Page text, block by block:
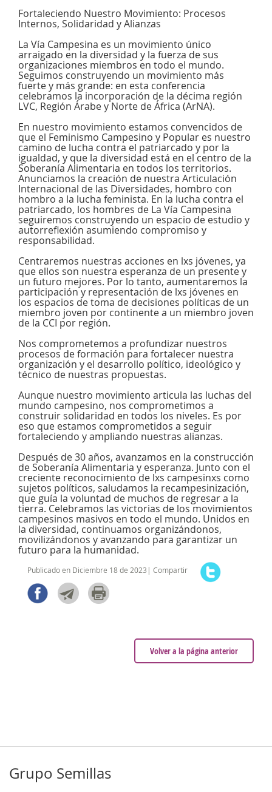
Fortaleciendo Nuestro Movimiento: Procesos
Internos, Solidaridad y Alianzas
La Vía Campesina es un movimiento único
arraigado en la diversidad y la fuerza de sus
organizaciones miembros en todo el mundo.
Seguimos construyendo un movimiento más
fuerte y más grande: en esta conferencia
celebramos la incorporación de la décima región
LVC, Región Árabe y Norte de África (ArNA).
En nuestro movimiento estamos convencidos de
que el Feminismo Campesino y Popular es nuestro
camino de lucha contra el patriarcado y por la
igualdad, y que la diversidad está en el centro de la
Soberanía Alimentaria en todos los territorios.
Anunciamos la creación de nuestra Articulación
Internacional de las Diversidades, hombro con
hombro a la lucha feminista. En la lucha contra el
patriarcado, los hombres de La Vía Campesina
seguiremos construyendo un espacio de estudio y
autorreflexión asumiendo compromiso y
responsabilidad.
Centraremos nuestras acciones en lxs jóvenes, ya
que ellos son nuestra esperanza de un presente y
un futuro mejores. Por lo tanto, aumentaremos la
participación y representación de lxs jóvenes en
los espacios de toma de decisiones políticas de un
miembro joven por continente a un miembro joven
de la CCI por región.
Nos comprometemos a profundizar nuestros
procesos de formación para fortalecer nuestra
organización y el desarrollo político, ideológico y
técnico de nuestras propuestas.
Aunque nuestro movimiento articula las luchas del
mundo campesino, nos comprometimos a
construir solidaridad en todos los niveles. Es por
eso que estamos comprometidos a seguir
fortaleciendo y ampliando nuestras alianzas.
Después de 30 años, avanzamos en la construcción
de Soberanía Alimentaria y esperanza. Junto con el
creciente reconocimiento de lxs campesinxs como
sujetos políticos, saludamos la recampesinización,
que guía la voluntad de muchos de regresar a la
tierra. Celebramos las victorias de los movimientos
campesinos masivos en todo el mundo. Unidos en
la diversidad, continuamos organizándonos,
movilizándonos y avanzando para garantizar un
futuro para la humanidad.
Publicado en Diciembre 18 de 2023| Compartir
Volver a la página anterior
Grupo Semillas